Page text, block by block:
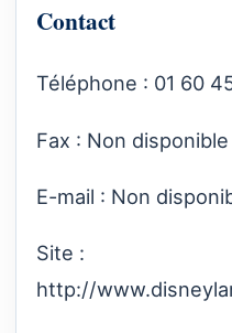
Contact
Téléphone : 01 60
Fax : Non disponible
E-mail : Non
Site :
http://